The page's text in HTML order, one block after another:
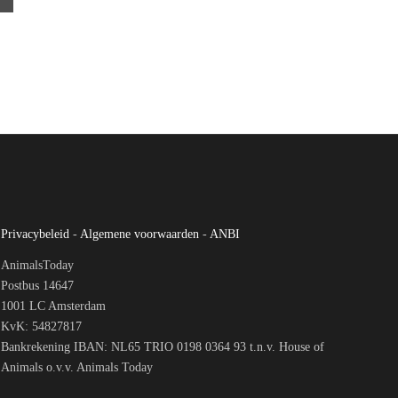
Privacybeleid - Algemene voorwaarden - ANBI
AnimalsToday
Postbus 14647
1001 LC Amsterdam
KvK: 54827817
Bankrekening IBAN: NL65 TRIO 0198 0364 93 t.n.v. House of
Animals o.v.v. Animals Today